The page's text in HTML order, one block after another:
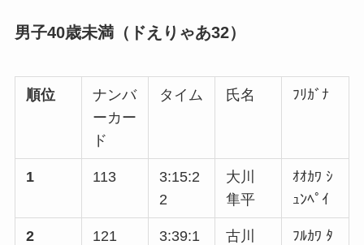
男子40歳未満（ドえりゃあ32）
順位
ナンバ
ーカー
ド
タイム 氏名 ﾌﾘｶﾞﾅ
1 113
3:15:2
2
大川
隼平
ｵｵｶﾜ ｼ
ｭﾝﾍﾟｲ
2 121
3:39:1
古川
ﾌﾙｶﾜ ﾀ